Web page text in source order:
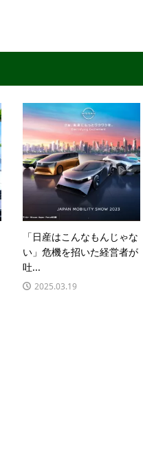
「日産はこんなもんじゃな
い」危機を招いた経営者が
吐...
2025.03.19